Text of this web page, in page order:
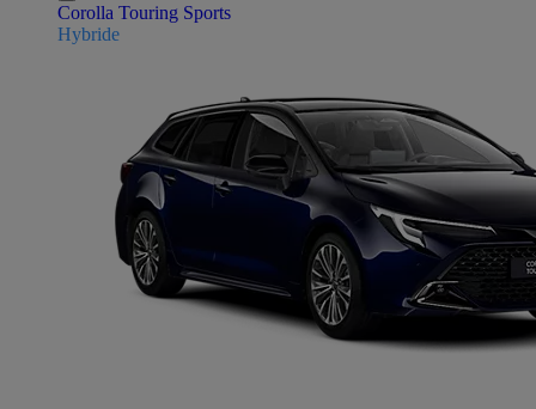
Corolla Touring Sports
Hybride